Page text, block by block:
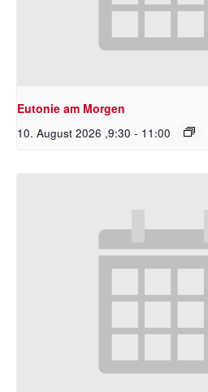
Eutonie am Morgen
10. August 2026 ,9:30 - 11:00